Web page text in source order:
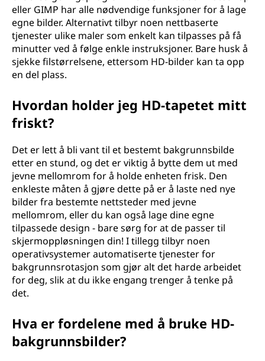
eller GIMP har alle nødvendige funksjoner for å lage
egne bilder. Alternativt tilbyr noen nettbaserte
tjenester ulike maler som enkelt kan tilpasses på få
minutter ved å følge enkle instruksjoner. Bare husk å
sjekke filstørrelsene, ettersom HD-bilder kan ta opp
en del plass.
Hvordan holder jeg HD-tapetet mitt
friskt?
Det er lett å bli vant til et bestemt bakgrunnsbilde
etter en stund, og det er viktig å bytte dem ut med
jevne mellomrom for å holde enheten frisk. Den
enkleste måten å gjøre dette på er å laste ned nye
bilder fra bestemte nettsteder med jevne
mellomrom, eller du kan også lage dine egne
tilpassede design - bare sørg for at de passer til
skjermoppløsningen din! I tillegg tilbyr noen
operativsystemer automatiserte tjenester for
bakgrunnsrotasjon som gjør alt det harde arbeidet
for deg, slik at du ikke engang trenger å tenke på
det.
Hva er fordelene med å bruke HD-
bakgrunnsbilder?